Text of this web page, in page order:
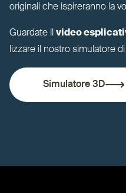
originali che ispi­reranno la
Guardate il video
lizzare il nostro simulatore
Simulatore 3D